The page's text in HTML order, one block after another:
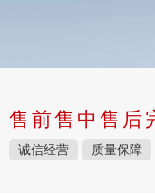
售前售中售后
诚信经营 质量保障